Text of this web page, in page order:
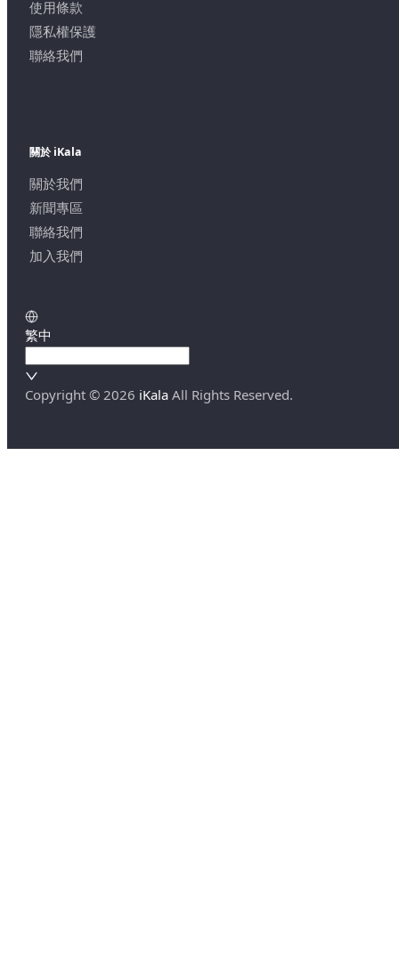
使用條款
隱私權保護
聯絡我們
關於 iKala
關於我們
新聞專區
聯絡我們
加入我們
繁中
Copyright © 2026 iKala All Rights Reserved.